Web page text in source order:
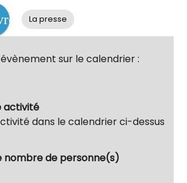
La presse
évènement sur le calendrier :
activité
dans le calendrier ci-dessus
nombre de personne(s)